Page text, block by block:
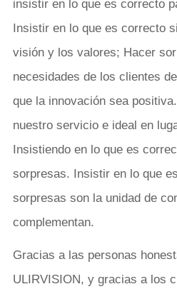
insistir en lo que es correcto
Insistir en lo que es correcto
visión y los valores; Hacer
necesidades de los clientes
que la innovación sea
nuestro servicio e ideal en
Insistiendo en lo que es
sorpresas. Insistir en lo que
sorpresas son la unidad de
complementan.
Gracias a las personas
ULIRVISION, y gracias a los